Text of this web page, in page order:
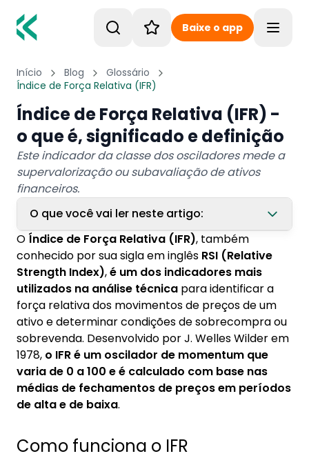
Baixe o app
Início Blog
Glossário
Índice de Força Relativa (IFR)
Índice de Força Relativa (IFR) -
o que é, significado e definição
Este indicador da classe dos osciladores mede a
supervalorização ou subavaliação de ativos
financeiros.
O que você vai ler neste artigo:
1. Como funciona o IFR
2. Aplicações do IFR
3. IFR e Finanças Pessoais
4. Considerações Finais
O Índice de Força Relativa (IFR), também
conhecido por sua sigla em inglês RSI (Relative
Strength Index),é um dos indicadores mais
utilizados na análise técnica para identificar a
força relativa dos movimentos de preços de um
ativo e determinar condições de sobrecompra ou
sobrevenda. Desenvolvido por J. Welles Wilder em
1978, o IFR é um oscilador de momentum que
varia de 0 a 100 e é calculado com base nas
médias de fechamentos de preços em períodos
de alta e de baixa.
Como funciona o IFR